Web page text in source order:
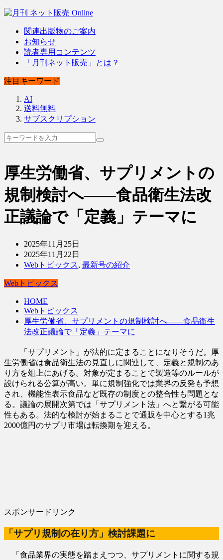
関連出版物のご案内
お知らせ
読者専用コンテンツ
「月刊ネット販売」とは？
注目キーワード
AI
送料無料
サブスクリプション
厚生労働省、サプリメントの
規制検討へ――食品衛生法改
正議論で「定義」テーマに
2025年11月25日
2025年11月22日
Webトピックス, 最新号の紹介
Webトピックス
HOME
Webトピックス
厚生労働省、サプリメントの規制検討へ――食品衛生
法改正議論で「定義」テーマに
「サプリメント」が法的に定まることになりそうだ。厚
生労働省は食品衛生法の見直しに関連して、定義と規制のあ
り方を俎上にあげる。対象が定まることで製造等のルールが
設けられる公算が高い。単に規制強化では業界の反発も予想
され、機能性表示食品など既存の制度との整合性も問題とな
る。議論の展開次第では「サプリメント法」へと繋がる可能
性もある。法的な検討が始まることで通販を中心とする1兆
2000億円のサプリ市場は転換期を迎える。
スポンサードリンク
「サプリ規制の在り方」検討課題に
「食品業界の実態を踏まえつつ、サプリメントに関する規